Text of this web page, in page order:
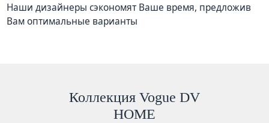
Наши дизайнеры сэкономят Ваше время, предложив
Вам оптимальные варианты
Коллекция Vogue DV
HOME